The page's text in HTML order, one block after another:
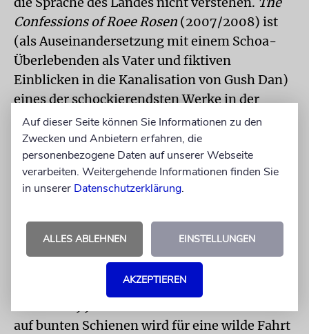
Confessions of Roee Rosen (2007/2008) ist
(als Auseinandersetzung mit einem Schoa-
Überlebenden als Vater und fiktiven
Einblicken in die Kanalisation von Gush Dan)
eines der schockierendsten Werke in der
Schau. Daneben läuft der kurze
AnimationsfilmAltars Made of Sand
von Alona Rodeh.
Im Eingangsbereich wird ein kurzes Video,
Hito Steyerl präsentiert, in dem jemand einen
aktiviert. Im mittleren Raum steht ein
Karussell von Martin Kippenberger, das der
auf bunten Schienen wird für eine wilde Fahrt
Auf dieser Seite können Sie Informationen zu den
Zwecken und Anbietern erfahren, die
personenbezogene Daten auf unserer Webseite
verarbeiten. Weitergehende Informationen finden Sie
in unserer Datenschutzerklärung.
ALLES ABLEHNEN EINSTELLUNGEN
AKZEPTIEREN